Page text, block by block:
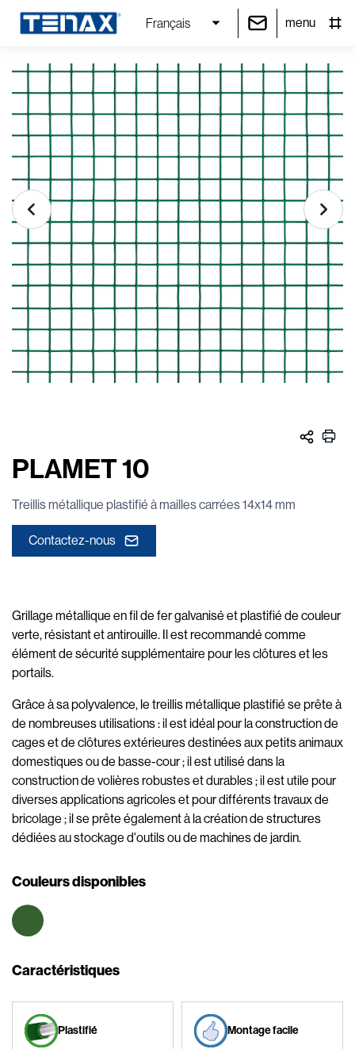
Français menu
PLAMET 10
Treillis métallique plastifié à mailles carrées 14x14 mm
Contactez-nous
Grillage métallique en fil de fer galvanisé et plastifié de couleur
verte, résistant et antirouille. Il est recommandé comme
élément de sécurité supplémentaire pour les clôtures et les
portails.
Grâce à sa polyvalence, le treillis métallique plastifié se prête à
de nombreuses utilisations : il est idéal pour la construction de
cages et de clôtures extérieures destinées aux petits animaux
domestiques ou de basse-cour ; il est utilisé dans la
construction de volières robustes et durables ; il est utile pour
diverses applications agricoles et pour différents travaux de
bricolage ; il se prête également à la création de structures
dédiées au stockage d'outils ou de machines de jardin.
Couleurs disponibles
Caractéristiques
Plastifié Montage facile